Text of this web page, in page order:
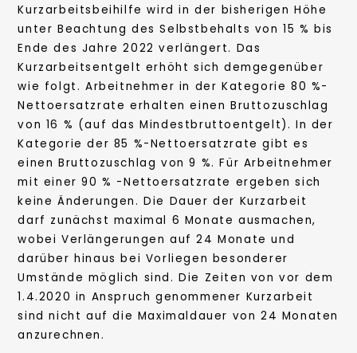
Kurzarbeitsbeihilfe wird in der bisherigen Höhe
unter Beachtung des Selbstbehalts von 15 % bis
Ende des Jahre 2022 verlängert. Das
Kurzarbeitsentgelt erhöht sich demgegenüber
wie folgt. Arbeitnehmer in der Kategorie 80 %-
Nettoersatzrate erhalten einen Bruttozuschlag
von 16 % (auf das Mindestbruttoentgelt). In der
Kategorie der 85 %-Nettoersatzrate gibt es
einen Bruttozuschlag von 9 %. Für Arbeitnehmer
mit einer 90 % -Nettoersatzrate ergeben sich
keine Änderungen. Die Dauer der Kurzarbeit
darf zunächst maximal 6 Monate ausmachen,
wobei Verlängerungen auf 24 Monate und
darüber hinaus bei Vorliegen besonderer
Umstände möglich sind. Die Zeiten von vor dem
1.4.2020 in Anspruch genommener Kurzarbeit
sind nicht auf die Maximaldauer von 24 Monaten
anzurechnen.